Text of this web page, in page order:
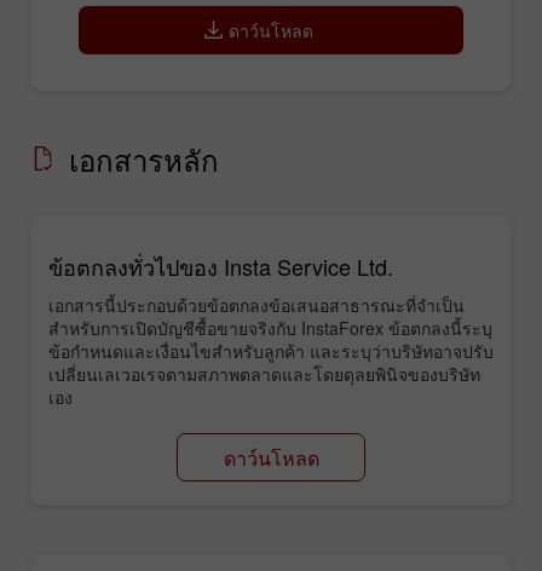
ดาว์นโหลด
เอกสารหลัก
ข้อตกลงทั่วไปของ Insta Service Ltd.
เอกสารนี้ประกอบด้วยข้อตกลงข้อเสนอสาธารณะที่จำเป็น
สำหรับการเปิดบัญชีซื้อขายจริงกับ InstaForex ข้อตกลงนี้ระบุ
ข้อกำหนดและเงื่อนไขสำหรับลูกค้า และระบุว่าบริษัทอาจปรับ
เปลี่ยนเลเวอเรจตามสภาพตลาดและโดยดุลยพินิจของบริษัท
เอง
ดาว์นโหลด